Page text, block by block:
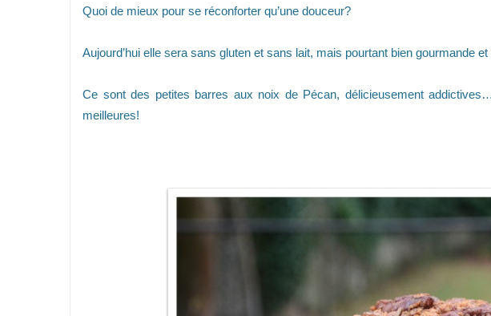
Quoi de mieux pour se réconforter qu’une douceur?
Aujourd’hui elle sera sans gluten et sans lait, mais pourtant bien gourmande
Ce sont des petites barres aux noix de Pécan, délicieusement
meilleures!